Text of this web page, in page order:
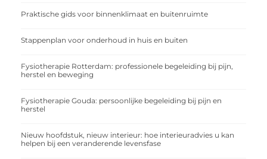
Praktische gids voor binnenklimaat en buitenruimte
Stappenplan voor onderhoud in huis en buiten
Fysiotherapie Rotterdam: professionele begeleiding bij pijn,
herstel en beweging
Fysiotherapie Gouda: persoonlijke begeleiding bij pijn en
herstel
Nieuw hoofdstuk, nieuw interieur: hoe interieuradvies u kan
helpen bij een veranderende levensfase